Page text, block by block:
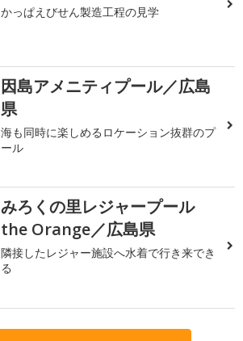
かっぱえびせん製造工程の見学
因島アメニティプール／広島
県
海も同時に楽しめるロケーション抜群のプ
ール
みろくの里レジャープール
the Orange／広島県
隣接したレジャー施設へ水着で行き来でき
る